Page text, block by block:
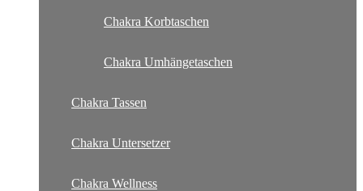
Chakra Korbtaschen
Chakra Umhängetaschen
Chakra Tassen
Chakra Untersetzer
Chakra Wellness